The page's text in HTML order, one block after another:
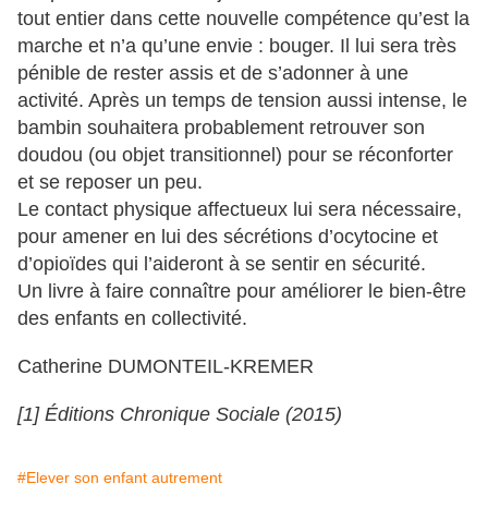
tout entier dans cette nouvelle compétence qu’est la
marche et n’a qu’une envie : bouger. Il lui sera très
pénible de rester assis et de s’adonner à une
activité. Après un temps de tension aussi intense, le
bambin souhaitera probablement retrouver son
doudou (ou objet transitionnel) pour se réconforter
et se reposer un peu.
Le contact physique affectueux lui sera nécessaire,
pour amener en lui des sécrétions d’ocytocine et
d’opioïdes qui l’aideront à se sentir en sécurité.
Un livre à faire connaître pour améliorer le bien-être
des enfants en collectivité.
Catherine DUMONTEIL-KREMER
[1] Éditions Chronique Sociale (2015)
#Elever son enfant autrement